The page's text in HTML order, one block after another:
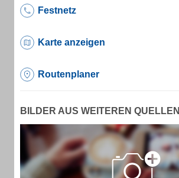
Festnetz
Karte anzeigen
Routenplaner
BILDER AUS WEITEREN QUELLEN